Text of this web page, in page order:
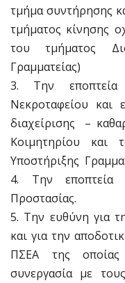
τμήμα συντήρησης
τμήματος κίνησης
του τμήματος
Γραμματείας)
3. Την
Νεκροταφείου και
διαχείρισης –
Κοιμητηρίου και
Υποστήριξης 
4. Την εποπτεία
Προστασίας.
5. Την ευθύνη για
και για την
ΠΣΕΑ της
συνεργασία με